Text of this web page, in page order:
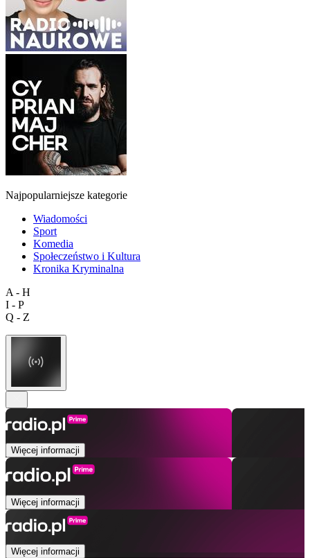
Najpopularniejsze kategorie
Wiadomości
Sport
Komedia
Społeczeństwo i Kultura
Kronika Kryminalna
A - H
I - P
Q - Z
Więcej informacji
Więcej informacji
Więcej informacji